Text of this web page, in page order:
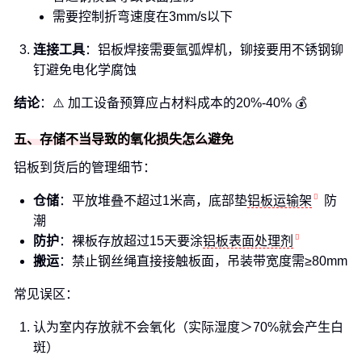
需要控制折弯速度在3mm/s以下
连接工具：铝板焊接需要氩弧焊机，铆接要用不锈钢铆
钉避免电化学腐蚀
结论：⚠️ 加工设备预算应占材料成本的20%-40% 💰
五、存储不当导致的氧化损失怎么避免
铝板到货后的管理细节：
仓储：平放堆叠不超过1米高，底部垫铝板运输架
防
潮
防护：裸板存放超过15天要涂铝板表面处理剂
搬运：禁止钢丝绳直接接触板面，吊装带宽度需≥80mm
常见误区：
认为室内存放就不会氧化（实际湿度＞70%就会产生白
斑）